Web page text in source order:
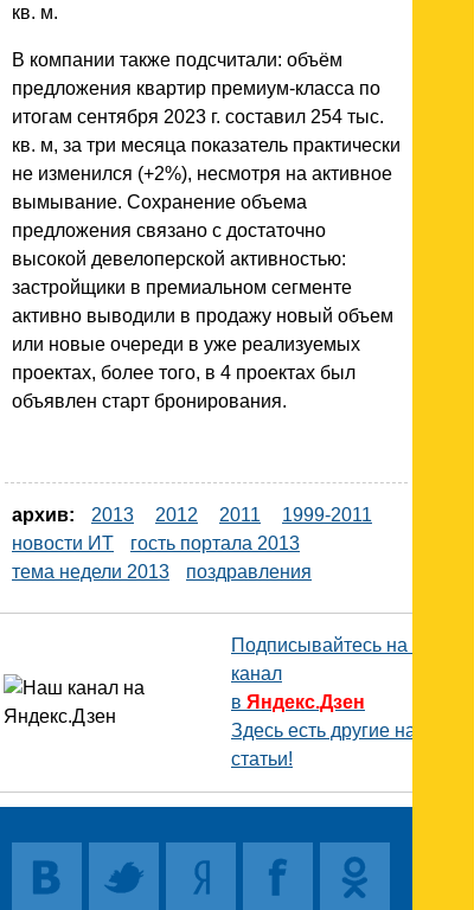
кв. м.
В компании также подсчитали: объём
предложения квартир премиум-класса по
итогам сентября 2023 г. составил 254 тыс.
кв. м, за три месяца показатель практически
не изменился (+2%), несмотря на активное
вымывание. Сохранение объема
предложения связано с достаточно
высокой девелоперской активностью:
застройщики в премиальном сегменте
активно выводили в продажу новый объем
или новые очереди в уже реализуемых
проектах, более того, в 4 проектах был
объявлен старт бронирования.
архив: 2013 2012 2011
1999-2011
новости ИТ
гость портала 2013
тема недели 2013
поздравления
Подписывайтесь на наш
канал
в Яндекс.Дзен
Здесь есть другие наши
статьи!